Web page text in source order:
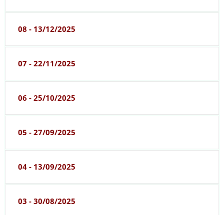
08 - 13/12/2025
07 - 22/11/2025
06 - 25/10/2025
05 - 27/09/2025
04 - 13/09/2025
03 - 30/08/2025